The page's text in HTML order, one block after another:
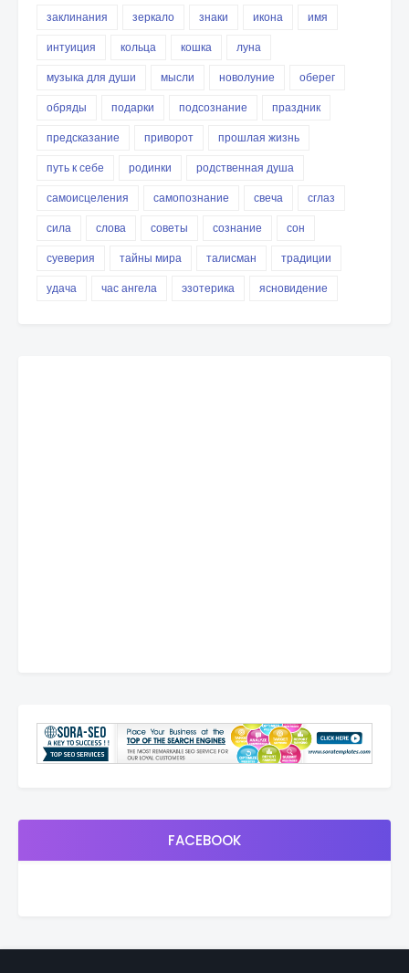
заклинания
зеркало знаки икона
имя
интуиция
кольца кошка
луна
музыка для души
мысли новолуние
оберег
обряды
подарки подсознание
праздник
предсказание
приворот
прошлая жизнь
путь к себе
родинки
родственная душа
самоисцеления
самопознание свеча
сглаз
сила
слова советы сознание
сон
суеверия
тайны мира талисман
традиции
удача
час ангела эзотерика ясновидение
FACEBOOK